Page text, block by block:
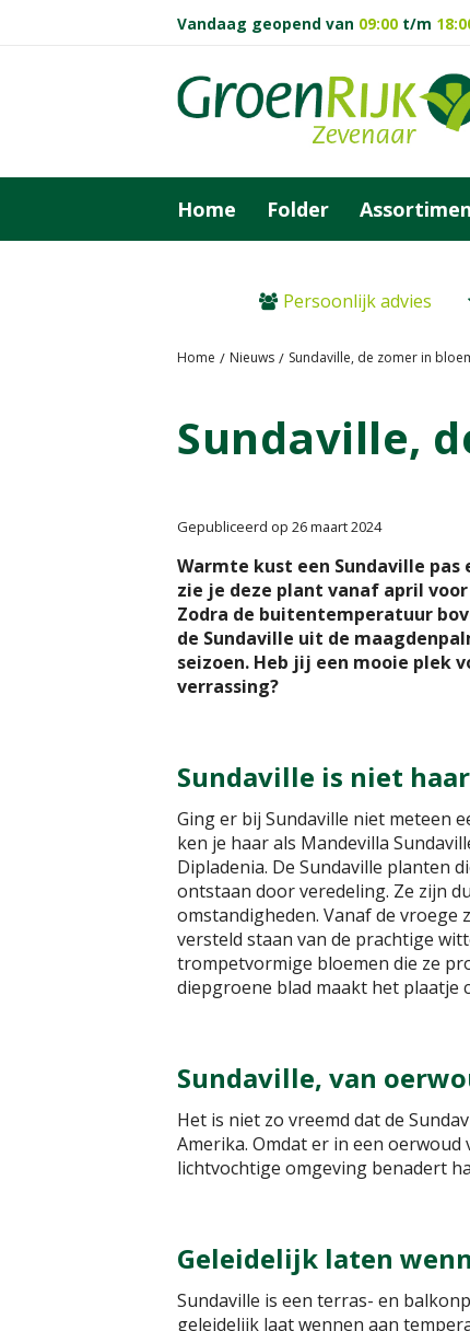
Persoonlijk advies
Home Nieuws Sundaville, de zomer in
Vandaag geopend van 09:00 t/m
Home Folder
Sundaville,
Gepubliceerd op 26 maart 2024
Warmte kust een Sundaville
zie je deze plant vanaf april
Zodra de buitentemperatuur
de Sundaville uit de
seizoen. Heb jij een mooie plek
verrassing?
Sundaville is niet
Ging er bij Sundaville niet meteen
ken je haar als Mandevilla
Dipladenia. De Sundaville planten
ontstaan door veredeling. Ze zijn
omstandigheden. Vanaf de
versteld staan van de prachtige
trompetvormige bloemen die ze
diepgroene blad maakt het plaatje
Sundaville, van
Het is niet zo vreemd dat de
Amerika. Omdat er in een
lichtvochtige omgeving benadert
Geleidelijk laten
Sundaville is een terras- en
geleidelijk laat wennen aan